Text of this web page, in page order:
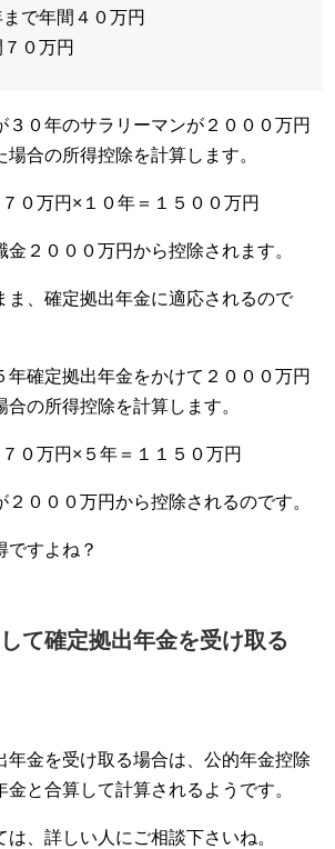
で年間４０万円
０万円
３０年のサラリーマンが２０００万円
合の所得控除を計算します。
０万円×１０年＝１５００万円
金２０００万円から控除されます。
ま、確定拠出年金に適応されるので
年確定拠出年金をかけて２０００万円
の所得控除を計算します。
０万円×５年＝１１５０万円
２０００万円から控除されるのです。
ですよね？
て確定拠出年金を受け取る
年金を受け取る場合は、公的年金控除
と合算して計算されるようです。
、詳しい人にご相談下さいね。